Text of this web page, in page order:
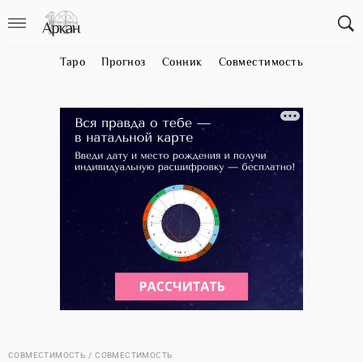
Таро Прогноз Сонник Совместимость
СОВМЕСТИМОСТЬ
СОВМЕСТИМОСТЬ